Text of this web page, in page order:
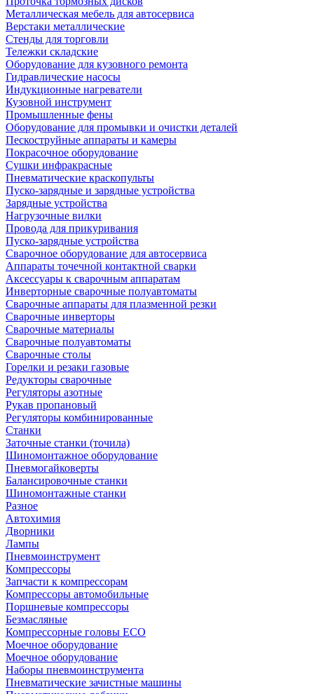
Металлическая мебель для автосервиса
Верстаки металлические
Стенды для торговли
Тележки складские
Оборудование для кузовного ремонта
Гидравлические насосы
Индукционные нагреватели
Кузовной инструмент
Промышленные фены
Оборудование для промывки и очистки деталей
Пескоструйные аппараты и камеры
Покрасочное оборудование
Сушки инфракрасные
Пневматические краскопульты
Пуско-зарядные и зарядные устройства
Зарядные устройства
Нагрузочные вилки
Провода для прикуривания
Пуско-зарядные устройства
Сварочное оборудование для автосервиса
Аппараты точечной контактной сварки
Аксессуары к сварочным аппаратам
Инверторные сварочные полуавтоматы
Сварочные аппараты для плазменной резки
Сварочные инверторы
Сварочные материалы
Сварочные полуавтоматы
Сварочные столы
Горелки и резаки газовые
Редукторы сварочные
Регуляторы азотные
Рукав пропановый
Регуляторы комбинированные
Станки
Заточные станки (точила)
Шиномонтажное оборудование
Пневмогайковерты
Балансировочные станки
Шиномонтажные станки
Разное
Автохимия
Дворники
Лампы
Пневмоинструмент
Компрессоры
Запчасти к компрессорам
Компрессоры автомобильные
Поршневые компрессоры
Безмасляные
Компрессорные головы ECO
Моечное оборудование
Моечное оборудование
Наборы пневмоинструмента
Пневматические зачистные машины